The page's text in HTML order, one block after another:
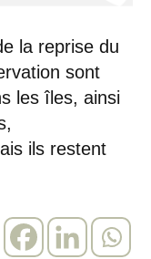
la reprise du
sont
les îles, ainsi
ils restent